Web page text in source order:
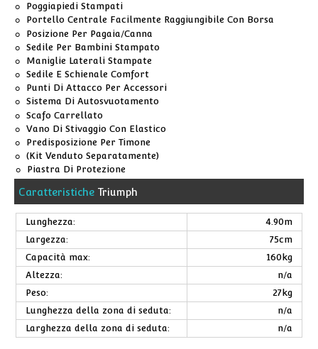
Poggiapiedi Stampati
Portello Centrale Facilmente Raggiungibile Con Borsa
Posizione Per Pagaia/Canna
Sedile Per Bambini Stampato
Maniglie Laterali Stampate
Sedile E Schienale Comfort
Punti Di Attacco Per Accessori
Sistema Di Autosvuotamento
Scafo Carrellato
Vano Di Stivaggio Con Elastico
Predisposizione Per Timone
(Kit Venduto Separatamente)
Piastra Di Protezione
Caratteristiche Triumph
Lunghezza:
4.90m
Largezza:
75cm
Capacità max:
160kg
Altezza:
n/a
Peso:
27kg
Lunghezza della zona di seduta:
n/a
Larghezza della zona di seduta:
n/a